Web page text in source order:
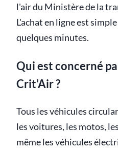
l'air du Ministère de la
L'achat en ligne est
quelques minutes.
Qui est concerné
Crit'Air ?
Tous les véhicules
les voitures, les motos,
même les véhicules